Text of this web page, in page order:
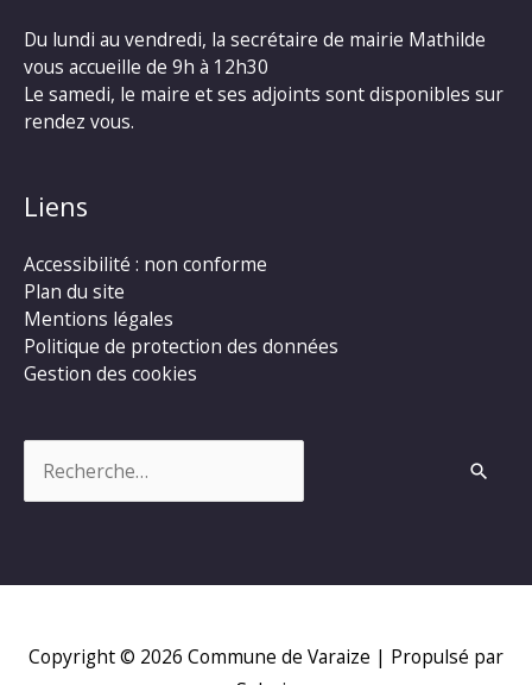
Du lundi au vendredi, la secrétaire de mairie Mathilde
vous accueille de 9h à 12h30
Le samedi, le maire et ses adjoints sont disponibles sur
rendez vous.
Liens
Accessibilité : non conforme
Plan du site
Mentions légales
Politique de protection des données
Gestion des cookies
Copyright © 2026 Commune de Varaize | Propulsé par